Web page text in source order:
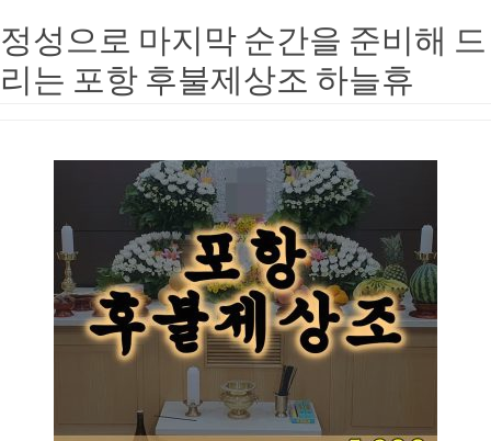
정성으로 마지막 순간을 준비해 드
리는 포항 후불제상조 하늘휴